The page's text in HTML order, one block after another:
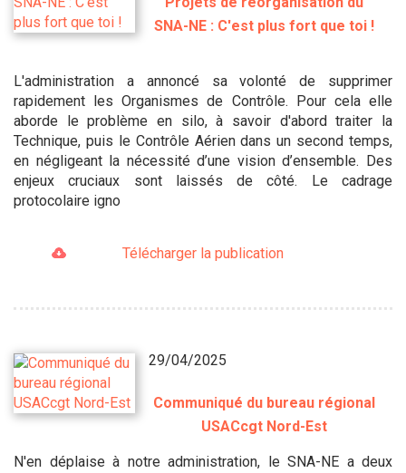
SNA-NE : C'est plus fort que toi !
L'administration a annoncé sa volonté de supprimer
rapidement les Organismes de Contrôle. Pour cela elle
aborde le problème en silo, à savoir d'abord traiter la
Technique, puis le Contrôle Aérien dans un second temps,
en négligeant la nécessité d’une vision d’ensemble. Des
enjeux cruciaux sont laissés de côté. Le cadrage
protocolaire igno
Télécharger la publication
29/04/2025
Communiqué du bureau régional
USACcgt Nord-Est
N'en déplaise à notre administration, le SNA-NE a deux